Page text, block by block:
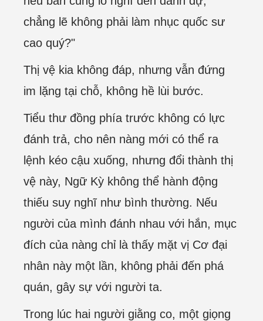
chẳng lẽ không phải làm nhục quốc sư
cao quý?"
Thị vệ kia không đáp, nhưng vẫn đứng
im lặng tại chỗ, không hề lùi bước.
Tiểu thư đồng phía trước không có lực
đánh trả, cho nên nàng mới có thể ra
lệnh kéo cậu xuống, nhưng đổi thành thị
vệ này, Ngữ Kỳ không thể hành động
thiếu suy nghĩ như bình thường. Nếu
người của mình đánh nhau với hắn, mục
đích của nàng chỉ là thấy mặt vị Cơ đại
nhân này một lần, không phải đến phá
quán, gây sự với người ta.
Trong lúc hai người giằng co, một giọng